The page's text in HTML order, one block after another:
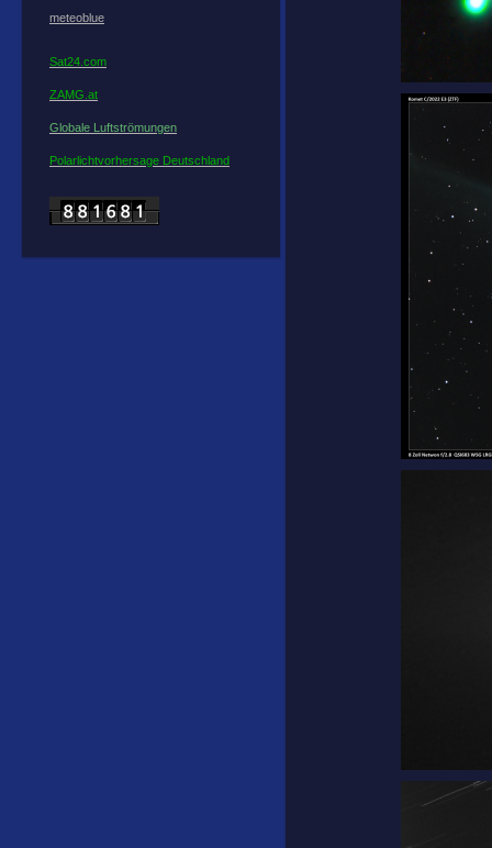
meteoblue
Sat24.com
ZAMG.at
Globale Luftströmungen
Polarlichtvorhersage Deutschland